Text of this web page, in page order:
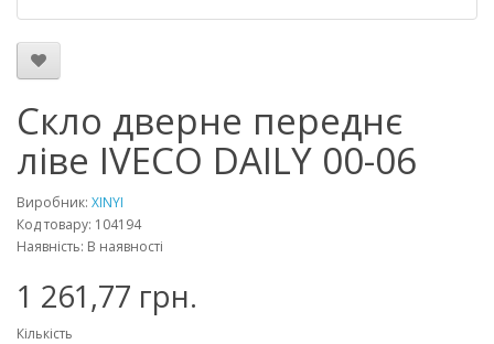
Скло дверне переднє
ліве IVECO DAILY 00-06
Виробник: XINYI
Код товару: 104194
Наявність: В наявності
1 261,77 грн.
Кількість